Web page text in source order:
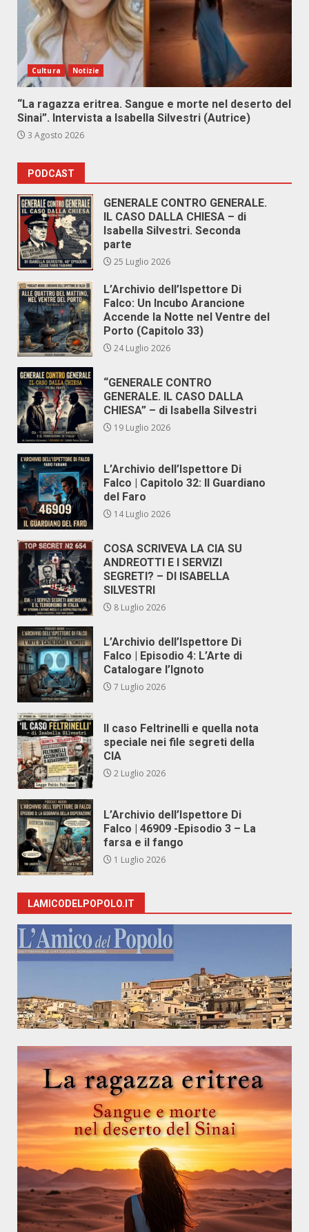
Cultura Notizie
“La ragazza eritrea. Sangue e morte nel deserto del
Sinai”. Intervista a Isabella Silvestri (Autrice)
3 Agosto 2026
PODCAST
GENERALE CONTRO GENERALE.
IL CASO DALLA CHIESA – di
Isabella Silvestri. Seconda
parte
25 Luglio 2026
L’Archivio dell’Ispettore Di
Falco: Un Incubo Arancione
Accende la Notte nel Ventre del
Porto (Capitolo 33)
24 Luglio 2026
“GENERALE CONTRO
GENERALE. IL CASO DALLA
CHIESA” – di Isabella Silvestri
19 Luglio 2026
L’Archivio dell’Ispettore Di
Falco | Capitolo 32: Il Guardiano
del Faro
14 Luglio 2026
COSA SCRIVEVA LA CIA SU
ANDREOTTI E I SERVIZI
SEGRETI? – DI ISABELLA
SILVESTRI
8 Luglio 2026
L’Archivio dell’Ispettore Di
Falco | Episodio 4: L’Arte di
Catalogare l’Ignoto
7 Luglio 2026
Il caso Feltrinelli e quella nota
speciale nei file segreti della
CIA
2 Luglio 2026
L’Archivio dell’Ispettore Di
Falco | 46909 -Episodio 3 – La
farsa e il fango
1 Luglio 2026
LAMICODELPOPOLO.IT